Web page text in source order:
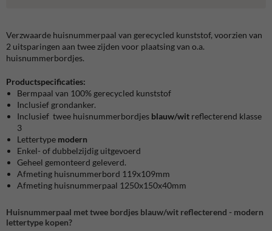
Verzwaarde huisnummerpaal van gerecycled kunststof, voorzien van
2 uitsparingen aan twee zijden voor plaatsing van o.a.
huisnummerbordjes.
Productspecificaties:
Bermpaal van 100% gerecycled kunststof
Inclusief grondanker.
Inclusief twee huisnummerbordjes blauw/wit reflecterend klasse
3
Lettertype modern
Enkel- of dubbelzijdig uitgevoerd
Geheel gemonteerd geleverd.
Afmeting huisnummerbord 119x109mm
Afmeting huisnummerpaal 1250x150x40mm
Huisnummerpaal met twee bordjes blauw/wit reflecterend - modern
lettertype kopen?